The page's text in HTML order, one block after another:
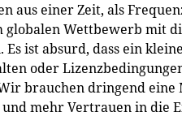
aus einer Zeit, als
Wettbewerb mit
ist absurd, dass ein
oder
brauchen dringend eine
mehr Vertrauen in die